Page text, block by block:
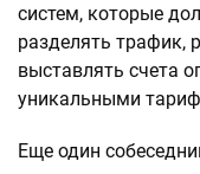
систем, которые
разделять трафик,
выставлять счета
уникальными
Еще один